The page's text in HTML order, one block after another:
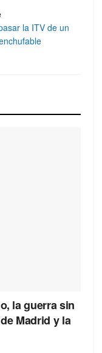
la ITV de un
la guerra sin
Madrid y la